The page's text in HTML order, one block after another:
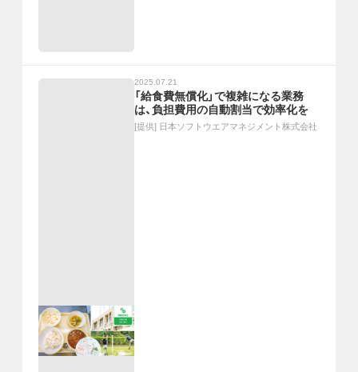
2025.07.21
「給食費無償化」で複雑になる業務
は、負担費用の自動割当で効率化を
[提供] 日本ソフトウエアマネジメント株式会社